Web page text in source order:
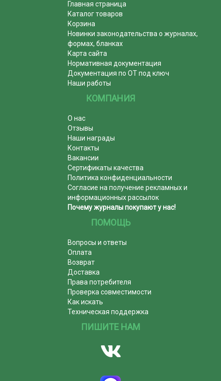
Главная страница
Каталог товаров
Корзина
Новинки законодательства о журналах,
формах, бланках
Карта сайта
Нормативная документация
Документация по ОТ под ключ
Наши работы
КОМПАНИЯ
О нас
Отзывы
Наши награды
Контакты
Вакансии
Сертификаты качества
Политика конфиденциальности
Согласие на получение рекламных и
информационных рассылок
Почему журналы покупают у нас!
ПОМОЩЬ
Вопросы и ответы
Оплата
Возврат
Доставка
Права потребителя
Проверка совместимости
Как искать
Техническая поддержка
ПИШИТЕ НАМ